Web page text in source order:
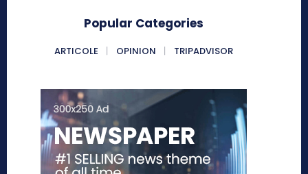
Popular Categories
ARTICOLE OPINION TRIPADVISOR